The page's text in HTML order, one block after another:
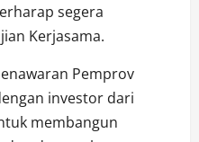
segera
Kerjasama.
Pemprov
investor dari
membangun